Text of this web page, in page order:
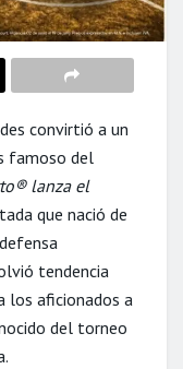
convirtió a un
famoso del
lanza el
que nació de
tendencia
los aficionados a
del torneo